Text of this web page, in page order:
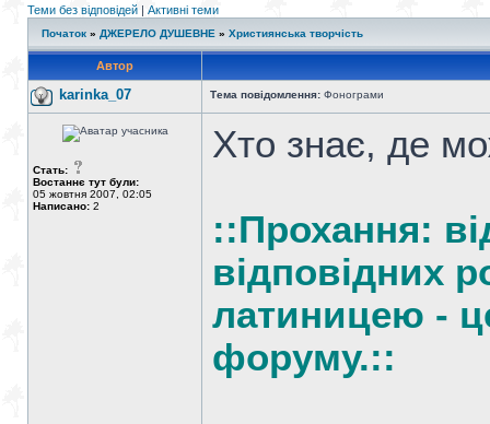
Теми без відповідей | Активні теми
Початок » ДЖЕРЕЛО ДУШЕВНЕ » Християнська творчість
Автор
karinka_07 Тема повідомлення: Фонограми
Стать:
Востаннє тут були:
05 жовтня 2007, 02:05
Написано: 2
Хто знає, де
::Прохання:
відповідних
латиницею -
форуму.::